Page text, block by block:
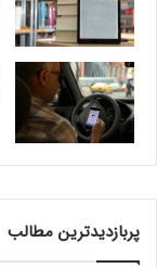
پربازدیدترین مطالب